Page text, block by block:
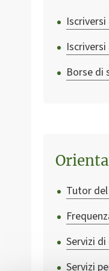
Borse di
Tutor
Servizi
Servizi